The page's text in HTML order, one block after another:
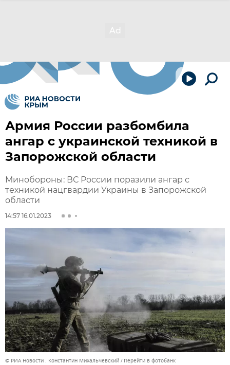
Армия России разбомбила
ангар с украинской техникой в
Запорожской области
Минобороны: ВС России поразили ангар с
техникой нацгвардии Украины в Запорожской
области
14:57 16.01.2023
© РИА Новости . Константин Михальчевский Перейти в фотобанк